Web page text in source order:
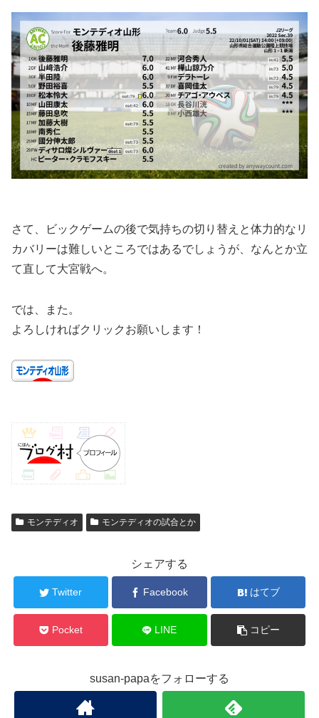
さて、ビックゲームの後で気持ちの切り替えと体力的なリ
カバリーは難しいところではあるでしょうが、なんとか立
て直して大宮戦へ。
では、また。
よろしければクリックお願いします！
モンテディオ モンテディオの試合とか
シェアする
Twitter Facebook はてブ
Pocket LINE コピー
susan-papaをフォローする